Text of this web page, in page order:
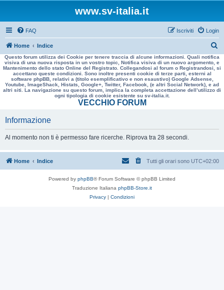
www.sv-italia.it
FAQ Login
Iscriviti
Home Indice
e
r
a
Questo forum utilizza dei Cookie per tenere traccia di alcune informazioni. Quali notifica
visiva di una nuova risposta in un vostro topic, Notifica visiva di un nuovo argomento, e
Mantenimento dello stato Online del Registrato. Collegandosi al forum o Registrandosi, si
accettano queste condizioni. Sono inoltre presenti cookie di terze parti, esterni al
software phpBB, relativi a (titolo esemplificativo e non esaustivo) Google Adsense,
Youtube, ImageShack, Histats, Google+, Twitter, Facebook, (e altri Social Network), e ad
altri siti. La navigazione su questo forum, implica la completa accettazione dell’utilizzo di
ogni tipologia di cookie esistente su sv-italia.it.
VECCHIO FORUM
Informazione
Al momento non ti è permesso fare ricerche. Riprova tra 28 secondi.
Home Indice Tutti gli orari sono UTC+02:00
Powered by phpBB® Forum Software © phpBB Limited
Traduzione Italiana phpBB-Store.it
Privacy | Condizioni